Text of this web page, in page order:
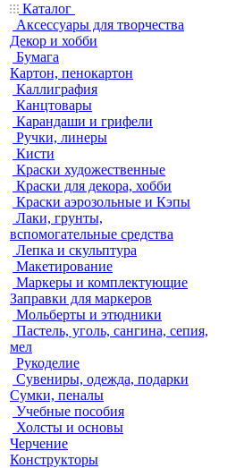
Каталог
Аксессуары для творчества
Декор и хобби
Бумага
Картон, пенокартон
Каллиграфия
Канцтовары
Карандаши и грифели
Ручки, линеры
Кисти
Краски художественные
Краски для декора, хобби
Краски аэрозольные и Кэпы
Лаки, грунты,
вспомогательные средства
Лепка и скульптура
Макетирование
Маркеры и комплектующие
Заправки для маркеров
Мольберты и этюдники
Пастель, уголь, сангина, сепия,
мел
Рукоделие
Сувениры, одежда, подарки
Сумки, пеналы
Учебные пособия
Холсты и основы
Черчение
Конструкторы